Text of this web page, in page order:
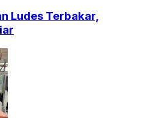
Ludes Terbakar,